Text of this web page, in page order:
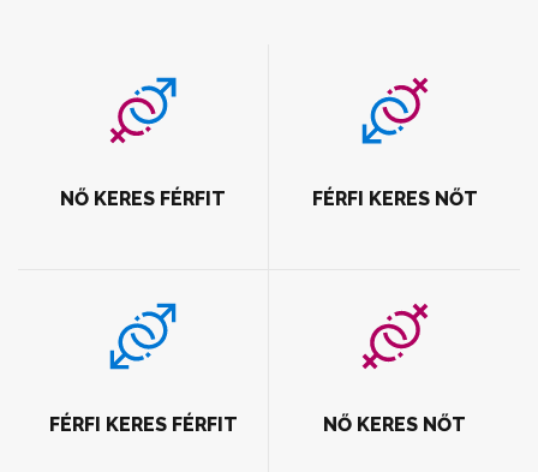
NŐ KERES FÉRFIT FÉRFI KERES NŐT
FÉRFI KERES FÉRFIT NŐ KERES NŐT